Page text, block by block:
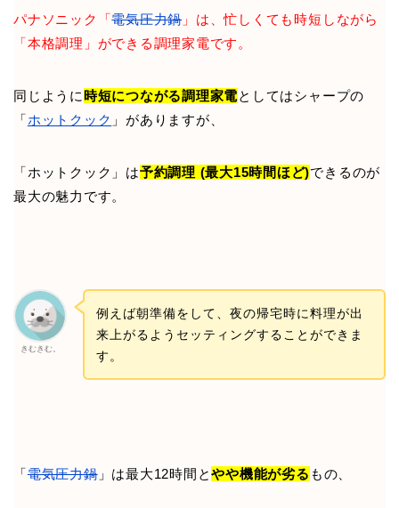
パナソニック「電気圧力鍋」は、忙しくても時短しながら
「本格調理」ができる調理家電です。
同じように時短につながる調理家電としてはシャープの
「ホットクック 」がありますが、
「ホットクック」は予約調理 (最大15時間ほど)できるのが
最大の魅力です。
きむきむ。
例えば朝準備をして、夜の帰宅時に料理が出
来上がるようセッティングすることができま
す。
「電気圧力鍋」は最大12時間とやや機能が劣る もの、